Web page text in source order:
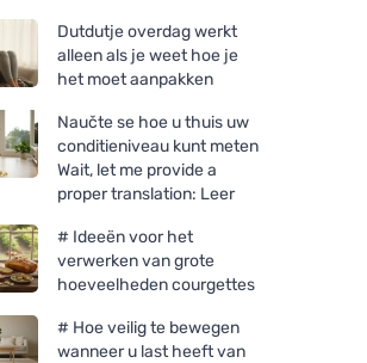
Dutdutje overdag werkt
alleen als je weet hoe je
het moet aanpakken
Naučte se hoe u thuis uw
conditieniveau kunt meten
Wait, let me provide a
proper translation: Leer
# Ideeën voor het
verwerken van grote
hoeveelheden courgettes
# Hoe veilig te bewegen
wanneer u last heeft van